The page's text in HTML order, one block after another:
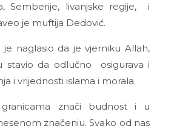
Semberije, livanjske regije, i
je muftija Dedović.
naglasio da je vjerniku Allah,
stavio da odlučno osigurava i
i vrijednosti islama i morala.
znači budnost i u
značenju. Svako od nas